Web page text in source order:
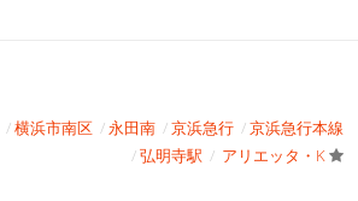
横浜市南区 永田南 京浜急行
京浜急行本線
弘明寺駅
アリエッタ・K